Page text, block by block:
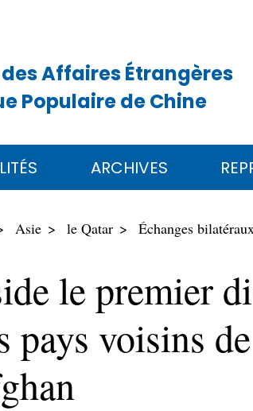
Affaires Étrangères
Populaire de Chine
ARCHIVES
Asie le Qatar Échanges bilatéraux
le premier
pays voisins